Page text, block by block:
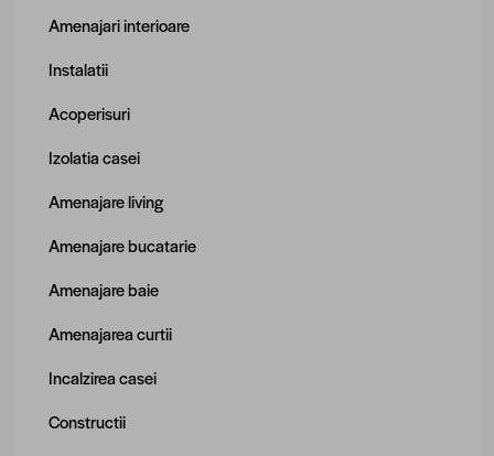
Amenajari interioare
Instalatii
Acoperisuri
Izolatia casei
Amenajare living
Amenajare bucatarie
Amenajare baie
Amenajarea curtii
Incalzirea casei
Constructii